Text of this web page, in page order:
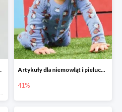
-79% Artykuły dla niemowląt i pieluchy w Lidlu Online do -41%
41%